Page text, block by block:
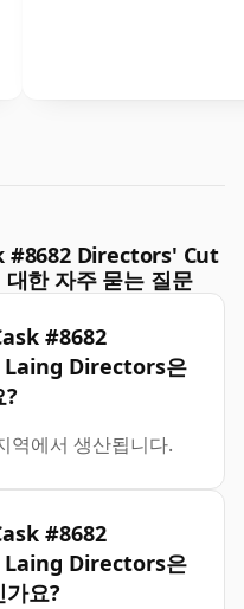
#8682 Directors' Cut
한 자주 묻는 질문
#8682
Directors은
?
역에서 생산됩니다.
#8682
Directors은
요?